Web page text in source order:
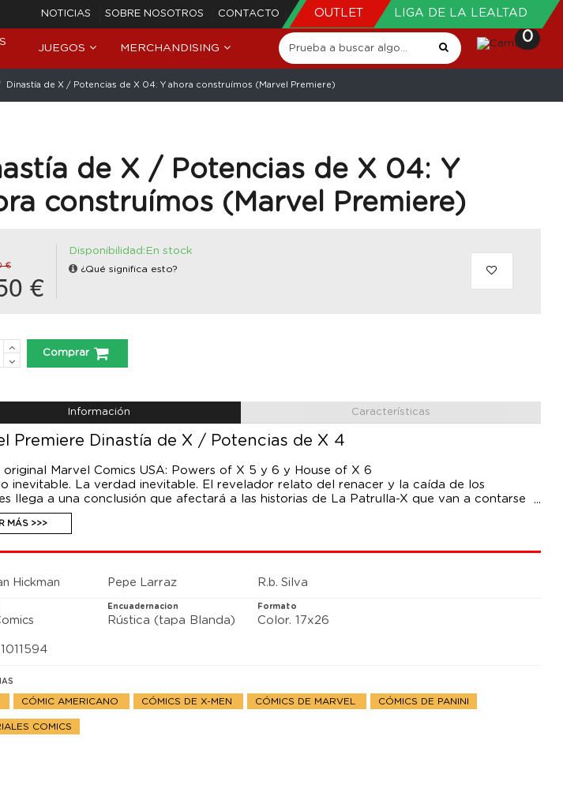
NOTICIAS SOBRE NOSOTROS CONTACTO OUTLET LIGA DE LA LEALTAD
JUEGOS MERCHANDISING
0
Dinastía de X / Potencias de X 04: Y ahora construímos (Marvel Premiere)
de X / Potencias de X 04: Y
construímos (Marvel Premiere)
€
€
Disponibilidad:En stock
¿Qué significa esto?
Comprar
Información Características
Premiere Dinastía de X / Potencias de X 4
original Marvel Comics USA: Powers of X 5 y 6 y House of X 6
inevitable. La verdad inevitable. El revelador relato del renacer y la caída de los
llega a una conclusión que afectará a las historias de La Patrulla-X que van a contarse
los próximos años. Jonathan Hickman, Pepe Larraz y R.B. Silva ponen fin al
que lo cambia y lo descubre todo.
MÁS >>>
Hickman Pepe Larraz R.b. Silva
Encuadernacion
Rústica (tapa Blanda)
Formato
Color. 17x26
CÓMIC AMERICANO CÓMICS DE X-MEN CÓMICS DE MARVEL CÓMICS DE PANINI
COMICS